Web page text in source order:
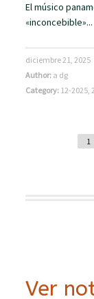
El músico
«inconcebible»...
diciembre 21, 2025
Author: a dg
Category: 12-2025,
1
Ver